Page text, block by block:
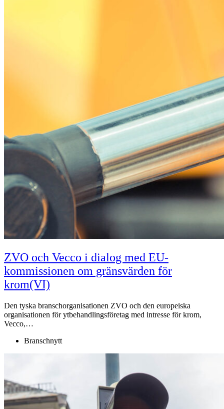
ZVO och Vecco i dialog med EU-
kommissionen om gränsvärden för
krom(VI)
Den tyska branschorganisationen ZVO och den europeiska
organisationen för ytbehandlingsföretag med intresse för krom,
Vecco,…
Branschnytt